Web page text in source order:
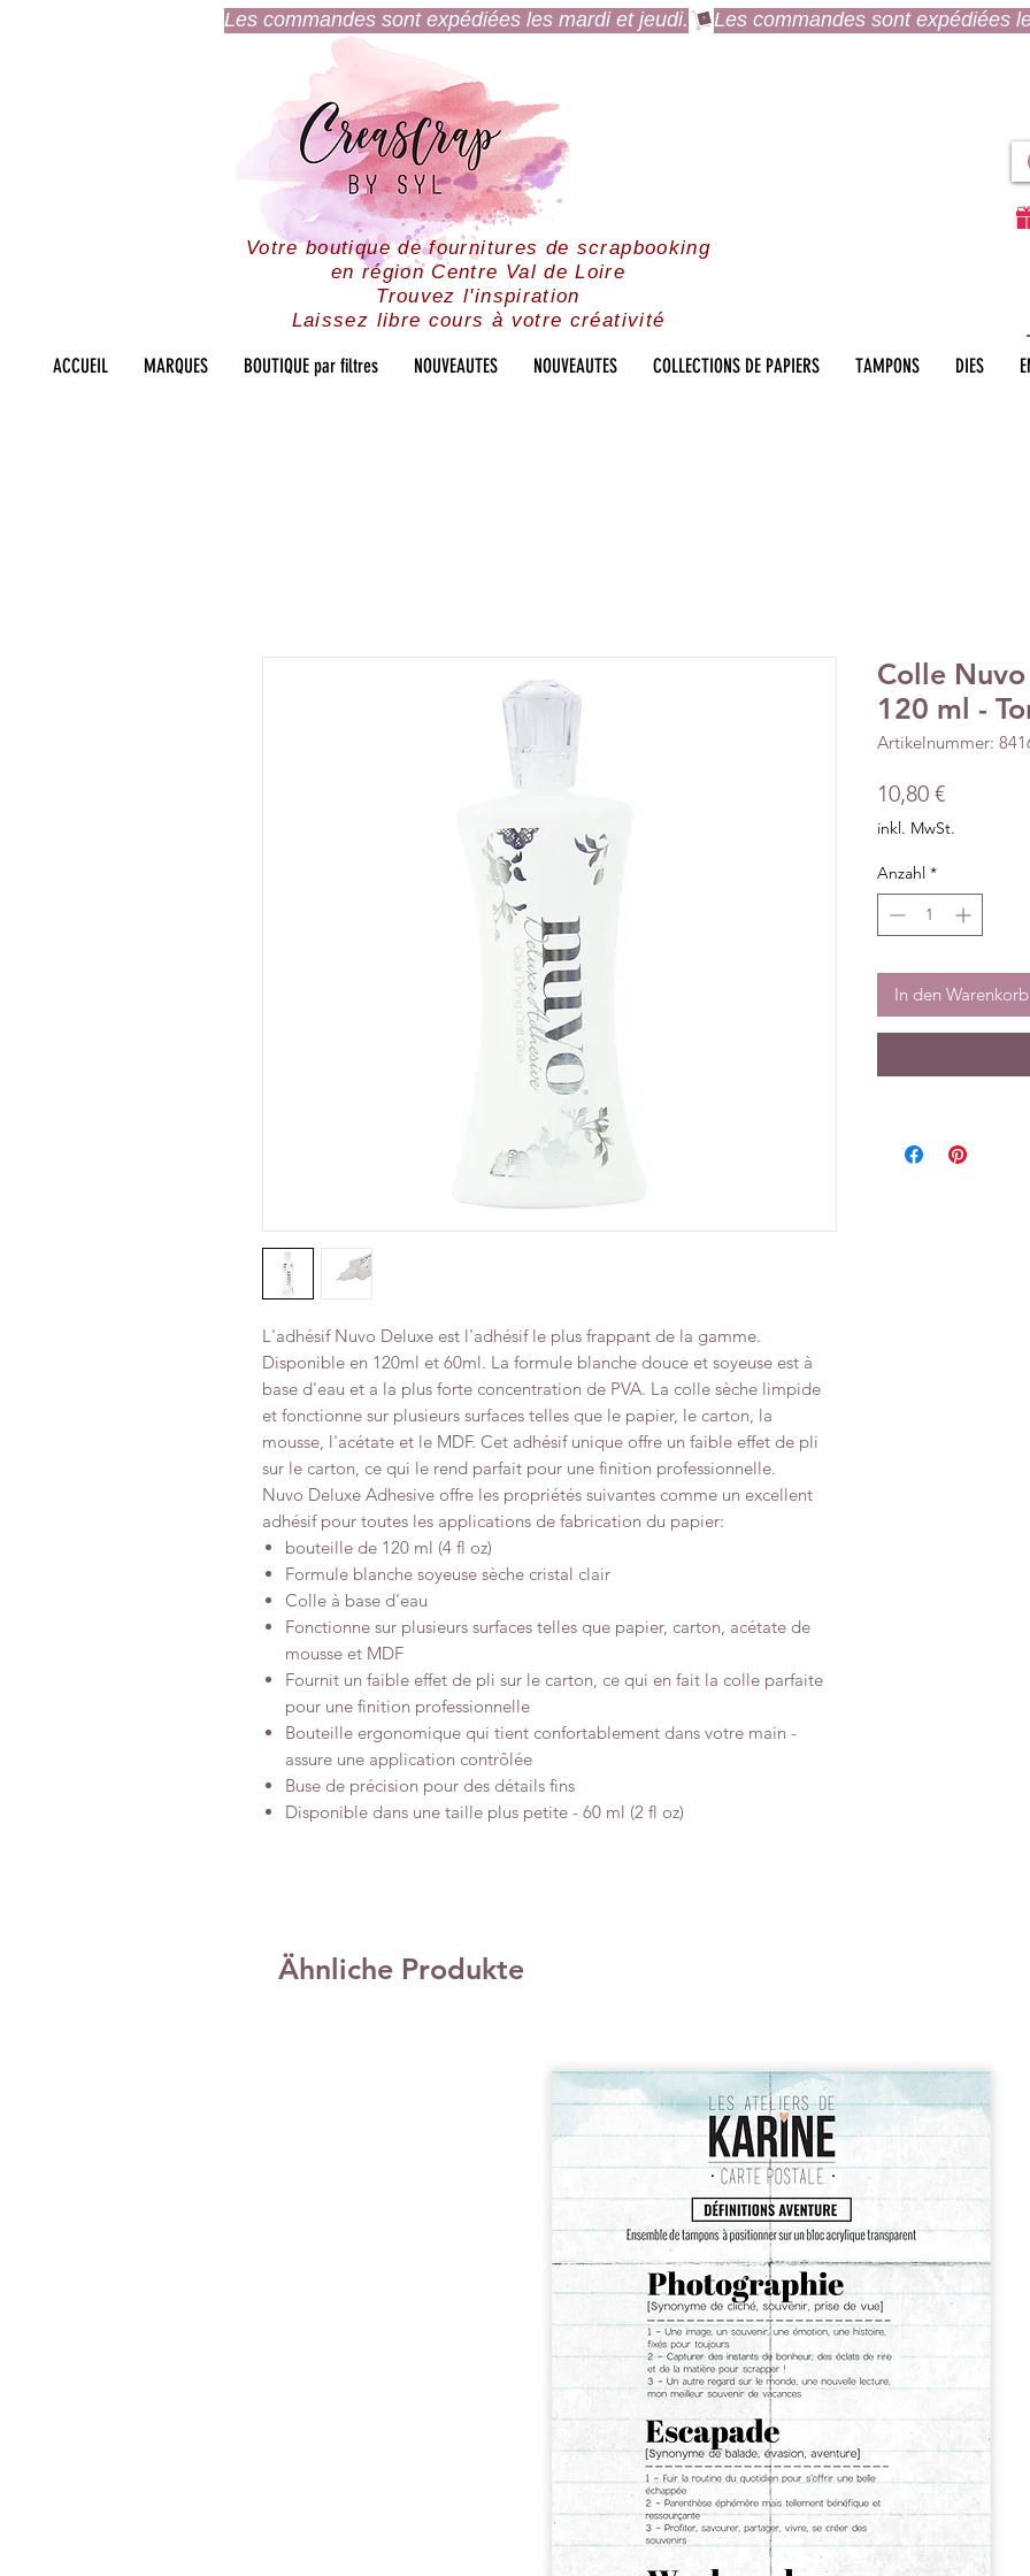
Les commandes sont expédiées les mardi et jeudi.
Votre boutique de fournitures de scrapbooking
en région Centre Val de Loire
Trouvez l'inspiration
Laissez libre cours à votre créativité
ACCUEIL MARQUES BOUTIQUE par filtres NOUVEAUTES NOUVEAUTES COLLECTIONS DE PAPIERS TAMPONS DIES
L'adhésif Nuvo Deluxe est l'adhésif le plus frappant de la gamme.
Disponible en 120ml et 60ml. La formule blanche douce et soyeuse est à
base d'eau et a la plus forte concentration de PVA. La colle sèche limpide
et fonctionne sur plusieurs surfaces telles que le papier, le carton, la
mousse, l'acétate et le MDF. Cet adhésif unique offre un faible effet de pli
sur le carton, ce qui le rend parfait pour une finition professionnelle.
Nuvo Deluxe Adhesive offre les propriétés suivantes comme un excellent
adhésif pour toutes les applications de fabrication du papier:
bouteille de 120 ml (4 fl oz)
Formule blanche soyeuse sèche cristal clair
Colle à base d'eau
Fonctionne sur plusieurs surfaces telles que papier, carton, acétate de
mousse et MDF
Fournit un faible effet de pli sur le carton, ce qui en fait la colle parfaite
pour une finition professionnelle
Bouteille ergonomique qui tient confortablement dans votre main -
assure une application contrôlée
Buse de précision pour des détails fins
Disponible dans une taille plus petite - 60 ml (2 fl oz)
Colle
120 ml -
Artikelnummer:
10,80 €Preis
inkl. MwSt.
Anzahl *
In den Warenkorb
Ähnliche Produkte